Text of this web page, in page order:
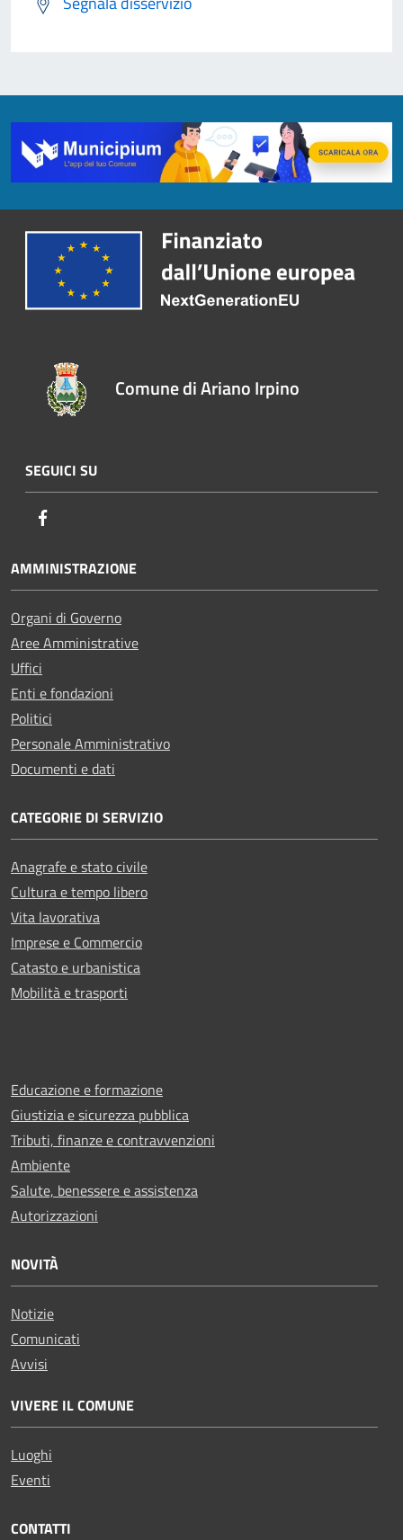
Comune di Ariano Irpino
SEGUICI SU
AMMINISTRAZIONE
Organi di Governo
Aree Amministrative
Uffici
Enti e fondazioni
Politici
Personale Amministrativo
Documenti e dati
CATEGORIE DI SERVIZIO
Anagrafe e stato civile
Cultura e tempo libero
Vita lavorativa
Imprese e Commercio
Catasto e urbanistica
Mobilità e trasporti
Educazione e formazione
Giustizia e sicurezza pubblica
Tributi, finanze e contravvenzioni
Ambiente
Salute, benessere e assistenza
Autorizzazioni
NOVITÀ
Notizie
Comunicati
Avvisi
VIVERE IL COMUNE
Luoghi
Eventi
CONTATTI